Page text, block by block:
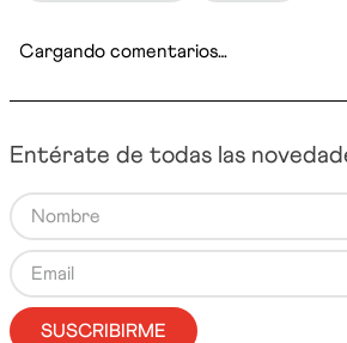
Cargando comentarios…
Entérate de todas las
SUSCRIBIRME